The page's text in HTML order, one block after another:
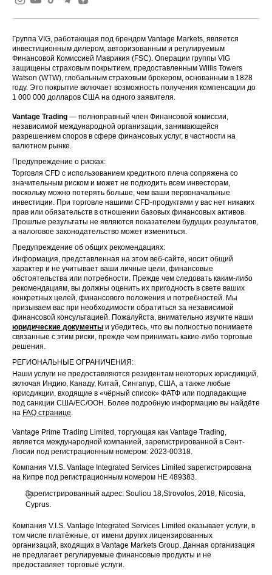
Группа VIG, работающая под брендом Vantage Markets, является
инвестиционным дилером, авторизованным и регулируемым
Финансовой Комиссией Маврикия (FSC). Операции группы VIG
защищены страховым покрытием, предоставленным Willis Towers
Watson (WTW), глобальным страховым брокером, основанным в 1828
году. Это покрытие включает возможность получения компенсации до
1 000 000 долларов США на одного заявителя.
Vantage Trading — полноправный член Финансовой комиссии,
независимой международной организации, занимающейся
разрешением споров в сфере финансовых услуг, в частности на
валютном рынке.
Предупреждение о рисках:
Торговля CFD с использованием кредитного плеча сопряжена со
значительным риском и может не подходить всем инвесторам,
поскольку можно потерять больше, чем ваши первоначальные
инвестиции. При торговле нашими CFD-продуктами у вас нет никаких
прав или обязательств в отношении базовых финансовых активов.
Прошлые результаты не являются показателем будущих результатов,
а налоговое законодательство может измениться.
Предупреждение об общих рекомендациях:
Информация, представленная на этом веб-сайте, носит общий
характер и не учитывает ваши личные цели, финансовые
обстоятельства или потребности. Прежде чем следовать каким-либо
рекомендациям, вы должны оценить их пригодность в свете ваших
конкретных целей, финансового положения и потребностей. Мы
призываем вас при необходимости обратиться за независимой
финансовой консультацией. Пожалуйста, внимательно изучите наши
юридические документы и убедитесь, что вы полностью понимаете
связанные с этим риски, прежде чем принимать какие-либо торговые
решения.
РЕГИОНАЛЬНЫЕ ОГРАНИЧЕНИЯ:
Наши услуги не предоставляются резидентам некоторых юрисдикций,
включая Индию, Канаду, Китай, Сингапур, США, а также любые
юрисдикции, входящие в «чёрный список» ФАТФ или подпадающие
под санкции США/ЕС/ООН. Более подробную информацию вы найдёте
на FAQ странице
Vantage Prime Trading Limited, торгующая как Vantage Trading,
является международной компанией, зарегистрированной в Сент-
Люсии под регистрационным номером: 2023-00318.
Компания V.I.S. Vantage Integrated Services Limited зарегистрирована
на Кипре под регистрационным номером HE 489383.
Зарегистрированный адрес: Souliou 18,Strovolos, 2018, Nicosia,
Cyprus.
Компания V.I.S. Vantage Integrated Services Limited оказывает услуги, в
том числе платёжные, от имени других лицензированных
организаций, входящих в Vantage Markets Group. Данная организация
не предлагает регулируемые финансовые продукты и не
предоставляет торговые услуги.